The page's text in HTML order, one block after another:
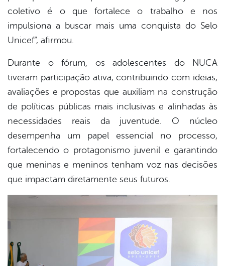
coletivo é o que fortalece o trabalho e nos
impulsiona a buscar mais uma conquista do Selo
Unicef”, afirmou.
Durante o fórum, os adolescentes do NUCA
tiveram participação ativa, contribuindo com ideias,
avaliações e propostas que auxiliam na construção
de políticas públicas mais inclusivas e alinhadas às
necessidades reais da juventude. O núcleo
desempenha um papel essencial no processo,
fortalecendo o protagonismo juvenil e garantindo
que meninas e meninos tenham voz nas decisões
que impactam diretamente seus futuros.